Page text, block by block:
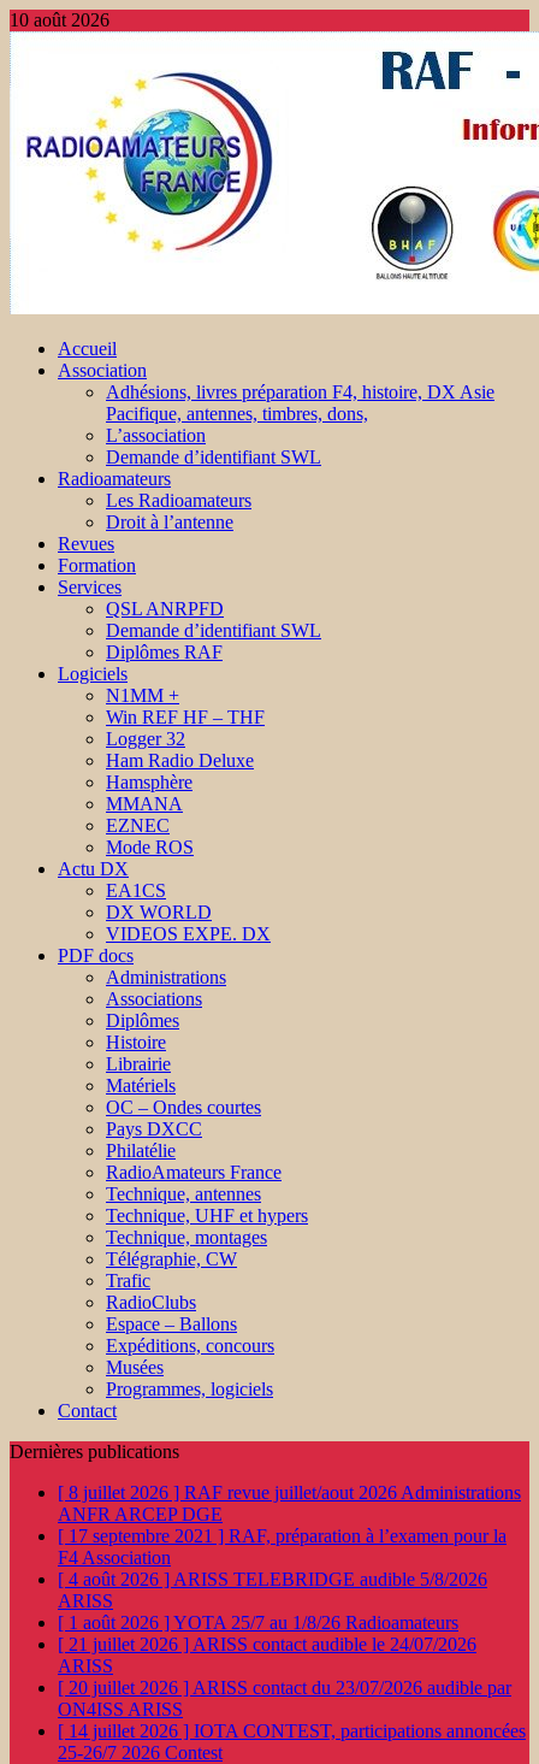
10 août 2026
Accueil
Association
Adhésions, livres préparation F4, histoire, DX Asie
Pacifique, antennes, timbres, dons,
L’association
Demande d’identifiant SWL
Radioamateurs
Les Radioamateurs
Droit à l’antenne
Revues
Formation
Services
QSL ANRPFD
Demande d’identifiant SWL
Diplômes RAF
Logiciels
N1MM +
Win REF HF – THF
Logger 32
Ham Radio Deluxe
Hamsphère
MMANA
EZNEC
Mode ROS
Actu DX
EA1CS
DX WORLD
VIDEOS EXPE. DX
PDF docs
Administrations
Associations
Diplômes
Histoire
Librairie
Matériels
OC – Ondes courtes
Pays DXCC
Philatélie
RadioAmateurs France
Technique, antennes
Technique, UHF et hypers
Technique, montages
Télégraphie, CW
Trafic
RadioClubs
Espace – Ballons
Expéditions, concours
Musées
Programmes, logiciels
Contact
Dernières publications
[ 8 juillet 2026 ] RAF revue juillet/aout 2026 Administrations
ANFR ARCEP DGE
[ 17 septembre 2021 ] RAF, préparation à l’examen pour la
F4 Association
[ 4 août 2026 ] ARISS TELEBRIDGE audible 5/8/2026
ARISS
[ 1 août 2026 ]YOTA 25/7 au 1/8/26 Radioamateurs
[ 21 juillet 2026 ] ARISS contact audible le 24/07/2026
ARISS
[ 20 juillet 2026 ] ARISS contact du 23/07/2026 audible par
ON4ISS ARISS
[ 14 juillet 2026 ] IOTA CONTEST, participations annoncées
25-26/7 2026 Contest